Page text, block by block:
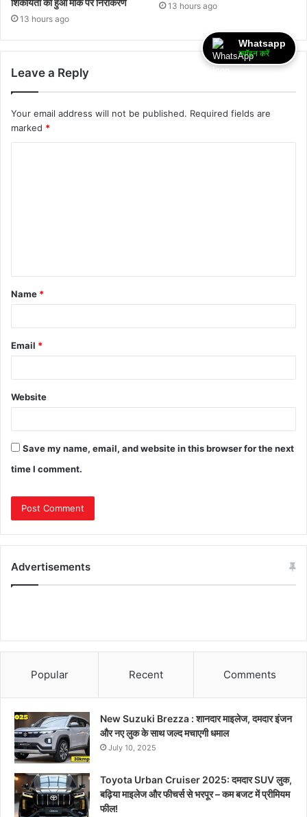
शिकायतों का हुआ मौके पर निराकरण
13 hours ago
13 hours ago
Leave a Reply
Your email address will not be published. Required fields are
marked *
Name *
Email *
Website
Save my name, email, and website in this browser for the next
time I comment.
Advertisements
Popular Recent Comments
New Suzuki Brezza : शानदार माइलेज, दमदार इंजन
और नए लुक के साथ जल्द मचाएगी धमाल
July 10, 2025
Toyota Urban Cruiser 2025: दमदार SUV लुक,
बढ़िया माइलेज और फीचर्स से भरपूर – कम बजट में प्रीमियम
फील!
Whatsapp
ज्वॉइन करें